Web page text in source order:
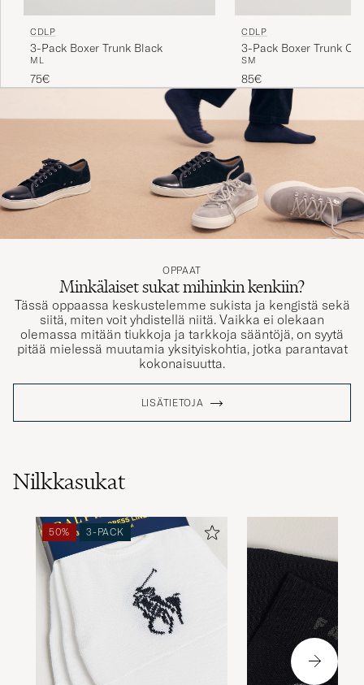
CDLP
3-Pack Boxer Trunk Black
M L
75€
CDLP
3-Pack Boxer Trunk
SM
85€
OPPAAT
Minkälaiset sukat mihinkin kenkiin?
Tässä oppaassa keskustelemme sukista ja kengistä sekä
siitä, miten voit yhdistellä niitä. Vaikka ei olekaan
olemassa mitään tiukkoja ja tarkkoja sääntöjä, on syytä
pitää mielessä muutamia yksityiskohtia, jotka parantavat
kokonaisuutta.
LISÄTIETOJA
Nilkkasukat
50% 3-PACK